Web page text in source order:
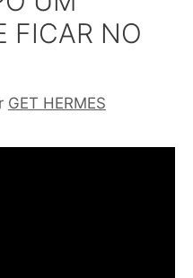
FICAR NO
GET HERMES